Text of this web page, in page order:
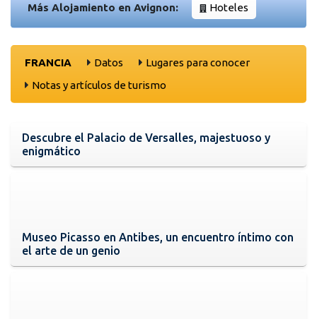
Más Alojamiento en Avignon: Hoteles
FRANCIA Datos
Lugares para conocer
Notas y artículos de turismo
Descubre el Palacio de Versalles, majestuoso y
enigmático
Museo Picasso en Antibes, un encuentro íntimo con
el arte de un genio